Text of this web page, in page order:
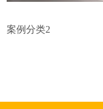
案例分类2